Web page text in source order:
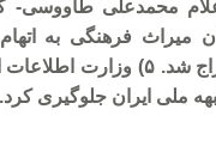
محمدعلی طاووسی-
میراث فرهنگی به‌
یعنی درویشی اخراج شد. ۵)
ملی ایران جلوگیری کرد.